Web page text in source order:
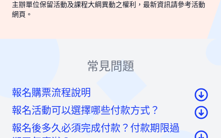
主辦單位保留活動及課程大綱異動之權利，最新資訊請參考活動
網頁。
常見問題
報名購票流程說明
至活動頁面點選「我要報名」按鈕後，至票券資
訊頁點選「請先登入」按鈕。
報名活動可以選擇哪些付款方式？
報名後多久必須完成付款？付款期限過